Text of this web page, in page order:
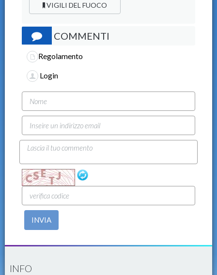
VIGILI DEL FUOCO
COMMENTI
Regolamento
Login
INVIA
INFO